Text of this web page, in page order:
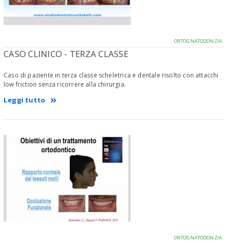
ORTOGNATODONZIA
CASO CLINICO - TERZA CLASSE
Caso di paziente in terza classe scheletrica e dentale risolto con attacchi
low friction senza ricorrere alla chirurgia.
Leggi tutto
ORTOGNATODONZIA